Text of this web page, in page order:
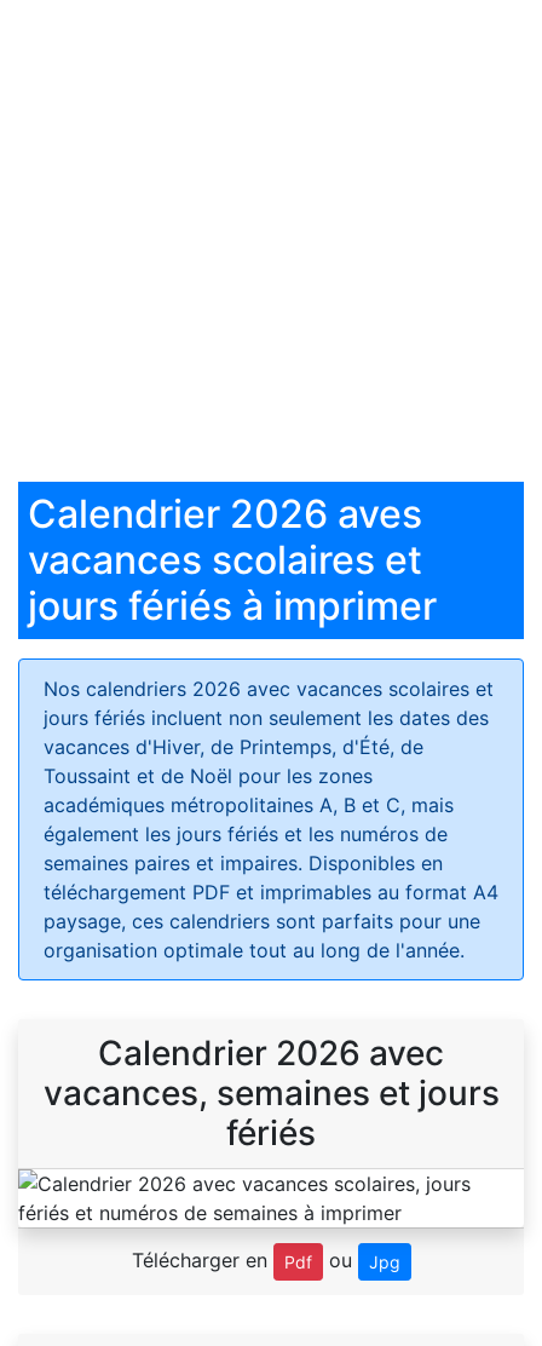
Calendrier 2026 aves
vacances scolaires et
jours fériés à imprimer
Nos calendriers 2026 avec vacances scolaires et
jours fériés incluent non seulement les dates des
vacances d'Hiver, de Printemps, d'Été, de
Toussaint et de Noël pour les zones
académiques métropolitaines A, B et C, mais
également les jours fériés et les numéros de
semaines paires et impaires. Disponibles en
téléchargement PDF et imprimables au format A4
paysage, ces calendriers sont parfaits pour une
organisation optimale tout au long de l'année.
Calendrier 2026 avec
vacances, semaines et jours
fériés
Télécharger en Pdf ou Jpg